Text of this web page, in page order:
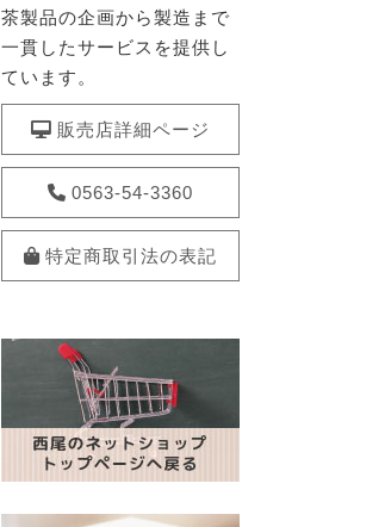
茶製品の企画から製造まで
一貫したサービスを提供し
ています。
販売店詳細ページ
0563-54-3360
特定商取引法の表記